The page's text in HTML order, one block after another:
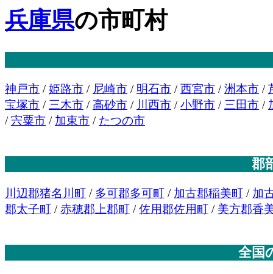
兵庫県の市町村
神戸市 /姫路市 / 尼崎市 / 明石市 /西宮市 /洲本市 /
宝塚市 / 三木市 /高砂市 / 川西市 /小野市 / 三田市 /
/宍粟市 / 加東市 / たつの市
郡
川辺郡猪名川町 / 多可郡多可町 / 加古郡稲美町 / 加
郡太子町 /赤穂郡上郡町 /佐用郡佐用町 / 美方郡香
全国